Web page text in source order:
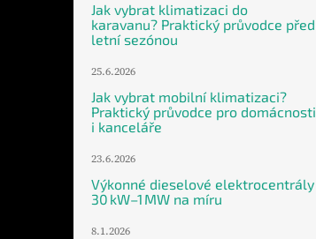
Jak vybrat klimatizaci do
karavanu? Praktický průvodce před
letní sezónou
25.6.2026
Jak vybrat mobilní klimatizaci?
Praktický průvodce pro domácnosti
i kanceláře
23.6.2026
Výkonné dieselové elektrocentrály
30 kW–1 MW na míru
8.1.2026